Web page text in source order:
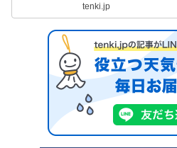
tenki.jp